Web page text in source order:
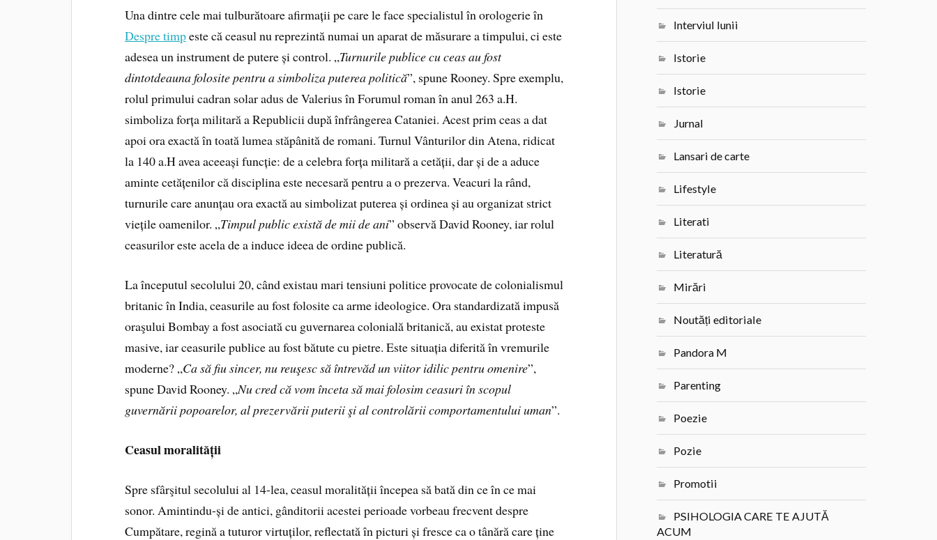
Una dintre cele mai tulburătoare afirmații pe care le face specialistul în orologerie în
Despre timpeste că ceasul nu reprezintă numai un aparat de măsurare a timpului, ci este
adesea un instrument de putere și control. „Turnurile publice cu ceas au fost
dintotdeauna folosite pentru a simboliza puterea politică”, spune Rooney. Spre exemplu,
rolul primului cadran solar adus de Valerius în Forumul roman în anul 263 a.H.
simboliza forța militară a Republicii după înfrângerea Cataniei. Acest prim ceas a dat
apoi ora exactă în toată lumea stăpânită de romani. Turnul Vânturilor din Atena, ridicat
la 140 a.H avea aceeași funcție: de a celebra forța militară a cetății, dar și de a aduce
aminte cetățenilor că disciplina este necesară pentru a o prezerva. Veacuri la rând,
turnurile care anunțau ora exactă au simbolizat puterea și ordinea și au organizat strict
viețile oamenilor. „Timpul public există de mii de ani” observă David Rooney, iar rolul
ceasurilor este acela de a induce ideea de ordine publică.
La începutul secolului 20, când existau mari tensiuni politice provocate de colonialismul
britanic în India, ceasurile au fost folosite ca arme ideologice. Ora standardizată impusă
oraşului Bombay a fost asociată cu guvernarea colonială britanică, au existat proteste
masive, iar ceasurile publice au fost bătute cu pietre. Este situația diferită în vremurile
moderne? „Ca să fiu sincer, nu reuşesc să întrevăd un viitor idilic pentru omenire”,
spune David Rooney. „Nu cred că vom înceta să mai folosim ceasuri în scopul
guvernării popoarelor, al prezervării puterii şi al controlării comportamentului uman”.
Ceasul moralității
Spre sfârşitul secolului al 14-lea, ceasul moralității începea să bată din ce în ce mai
sonor. Amintindu-și de antici, gânditorii acestei perioade vorbeau frecvent despre
Cumpătare, regină a tuturor virtuților, reflectată în picturi și fresce ca o tânără care ține
Interviul lunii
Istorie
Istorie
Jurnal
Lansari de carte
Lifestyle
Literati
Literatură
Mirări
Noutăți editoriale
Pandora M
Parenting
Poezie
Pozie
Promotii
PSIHOLOGIA CARE TE AJUTĂ
ACUM